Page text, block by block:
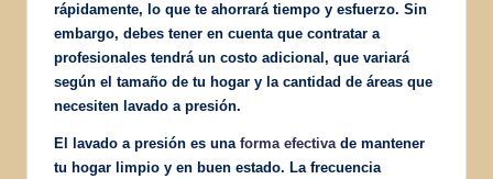
rápidamente, lo que te ahorrará tiempo y esfuerzo. Sin
embargo, debes tener en cuenta que contratar a
profesionales tendrá un costo adicional, que variará
según el tamaño de tu hogar y la cantidad de áreas que
necesiten lavado a presión.
El lavado a presión es una forma efectivade mantener
tu hogar limpio y en buen estado. La frecuencia